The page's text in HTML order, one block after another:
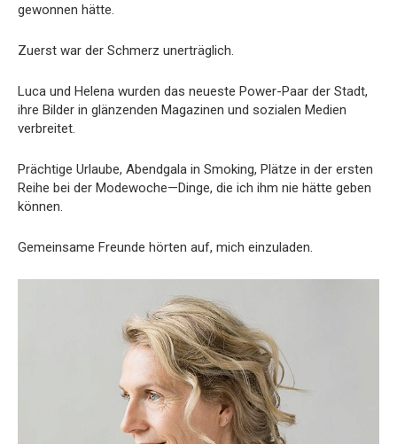
gewonnen hätte.
Zuerst war der Schmerz unerträglich.
Luca und Helena wurden das neueste Power-Paar der Stadt,
ihre Bilder in glänzenden Magazinen und sozialen Medien
verbreitet.
Prächtige Urlaube, Abendgala in Smoking, Plätze in der ersten
Reihe bei der Modewoche—Dinge, die ich ihm nie hätte geben
können.
Gemeinsame Freunde hörten auf, mich einzuladen.